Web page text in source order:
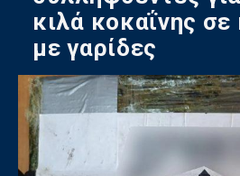
κιλά κοκαΐνης σε
με γαρίδες